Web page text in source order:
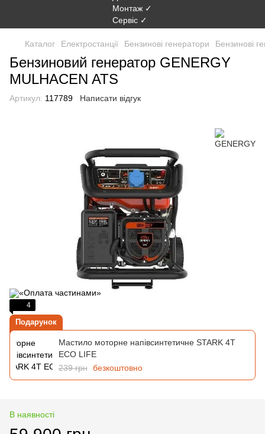
Каталог Електростанції Бензинові генератори Бензинові
Бензиновий генератор GENERGY
MULHACEN ATS
Артикул: 117789 Написати відгук
4
Подарунок
Мастило моторне напівсинтетичне STARK 4T
ECO LIFE
239 грн безкоштовно
В наявності